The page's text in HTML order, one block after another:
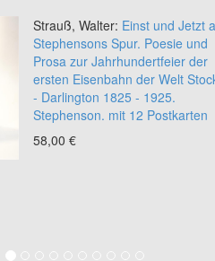
Strauß, Walter: Einst und Jetzt
Stephensons Spur. Poesie und
Prosa zur Jahrhundertfeier der
ersten Eisenbahn der Welt
- Darlington 1825 - 1925.
Stephenson. mit 12 Postkarten
58,00 €